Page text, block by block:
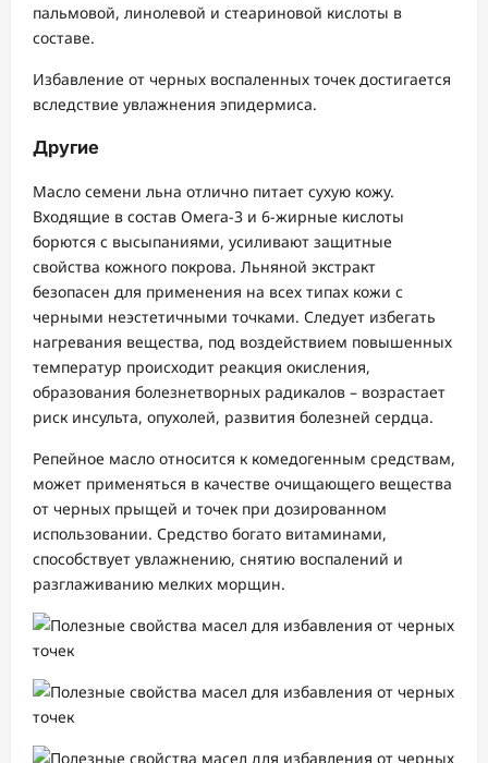
пальмовой, линолевой и стеариновой кислоты в
составе.
Избавление от черных воспаленных точек достигается
вследствие увлажнения эпидермиса.
Другие
Масло семени льна отлично питает сухую кожу.
Входящие в состав Омега-3 и 6-жирные кислоты
борются с высыпаниями, усиливают защитные
свойства кожного покрова. Льняной экстракт
безопасен для применения на всех типах кожи с
черными неэстетичными точками. Следует избегать
нагревания вещества, под воздействием повышенных
температур происходит реакция окисления,
образования болезнетворных радикалов – возрастает
риск инсульта, опухолей, развития болезней сердца.
Репейное масло относится к комедогенным средствам,
может применяться в качестве очищающего вещества
от черных прыщей и точек при дозированном
использовании. Средство богато витаминами,
способствует увлажнению, снятию воспалений и
разглаживанию мелких морщин.